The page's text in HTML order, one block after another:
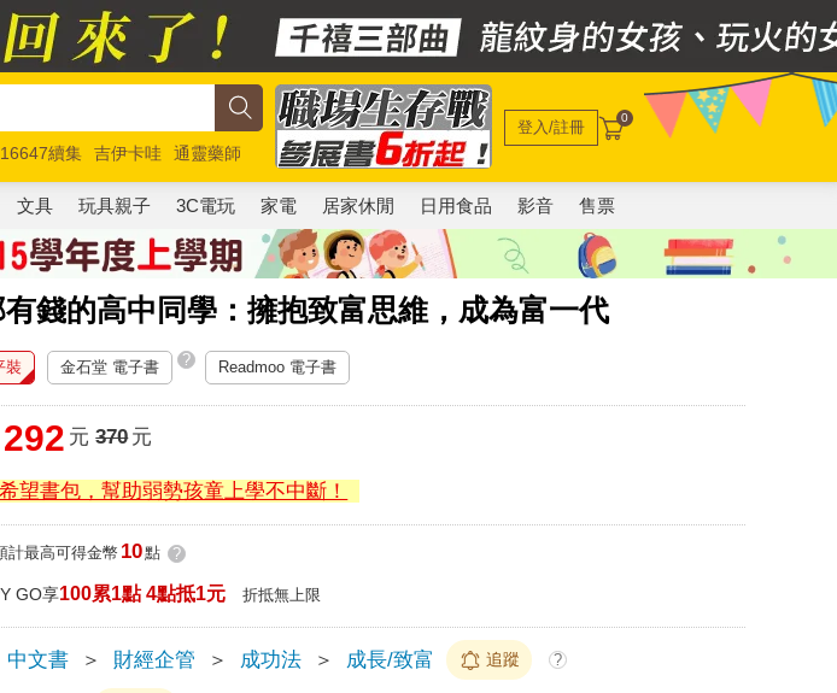
16647續集 吉伊卡哇
通靈藥師
5 超慢跑
登入/註冊 0
文具 玩具親子 3C電玩 家電 居家休閒 日用食品 影音 售票
錢的高中同學：擁抱致富思維，成為富一代
裝 金石堂 電子書 ? Readmoo 電子書
292 元 370元
望書包，幫助弱勢孩童上學不中斷！
計最高可得金幣 10點 ?
GO享100累1點 4點抵1元 折抵無上限
中文書 ＞ 財經企管 ＞ 成功法 ＞ 成長/致富 追蹤 ?